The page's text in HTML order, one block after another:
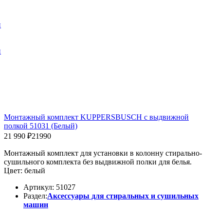
Монтажный комплект KUPPERSBUSCH с выдвижной
полкой 51031 (Белый)
21 990 ₽21990
Монтажный комплект для установки в колонну стирально-
сушильного комплекта без выдвижной полки для белья.
Цвет: белый
Артикул: 51027
Раздел:Аксессуары для стиральных и сушильных
машин